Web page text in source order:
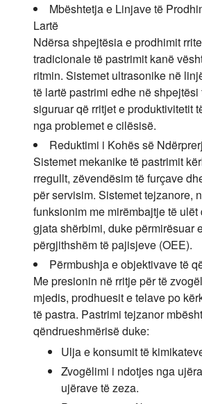
Mbështetja e Linjave të
Lartë
Ndërsa shpejtësia e prodhimit
tradicionale të pastrimit kanë
ritmin. Sistemet ultrasonike në
të lartë pastrimi edhe në
siguruar që rritjet e produktivitetit
nga problemet e cilësisë.
Reduktimi i Kohës së
Sistemet mekanike të pastrimit
rregullt, zëvendësim të furçave
për servisim. Sistemet tejzanore,
funksionim me mirëmbajtje të
gjata shërbimi, duke përmirësuar
përgjithshëm të pajisjeve (OEE).
Përmbushja e objektivave të
Me presionin në rritje për të
mjedis, prodhuesit e telave po
të pastra. Pastrimi tejzanor
qëndrueshmërisë duke:
Ulja e konsumit të
Zvogëlimi i ndotjes nga
ujërave të zeza.